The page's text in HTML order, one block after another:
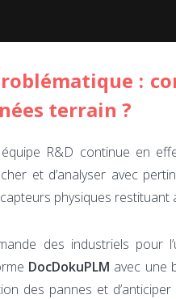
:
terrain ?
R&D continue en
et d’analyser avec
physiques restituant
des industriels
DocDokuPLM avec une
des pannes et